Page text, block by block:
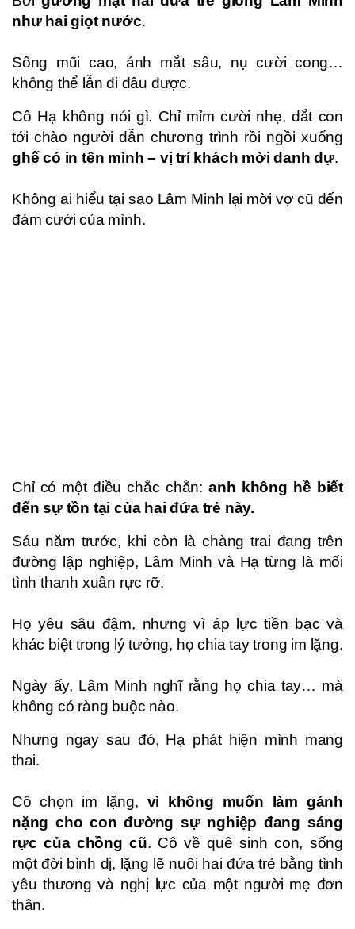
như hai giọt nước.
Sống mũi cao, ánh mắt sâu, nụ cười cong…
không thể lẫn đi đâu được.
Cô Hạ không nói gì. Chỉ mỉm cười nhẹ, dắt con
tới chào người dẫn chương trình rồi ngồi xuống
ghế có in tên mình – vị trí khách mời danh dự.
Không ai hiểu tại sao Lâm Minh lại mời vợ cũ đến
đám cưới của mình.
Chỉ có một điều chắc chắn:anh không hề biết
đến sự tồn tại của hai đứa trẻ này.
Sáu năm trước, khi còn là chàng trai đang trên
đường lập nghiệp, Lâm Minh và Hạ từng là mối
tình thanh xuân rực rỡ.
Họ yêu sâu đậm, nhưng vì áp lực tiền bạc và
khác biệt trong lý tưởng, họ chia tay trong im lặng.
Ngày ấy, Lâm Minh nghĩ rằng họ chia tay… mà
không có ràng buộc nào.
Nhưng ngay sau đó, Hạ phát hiện mình mang
thai.
Cô chọn im lặng, vì không muốn làm gánh
nặng cho con đường sự nghiệp đang sáng
rực của chồng cũ. Cô về quê sinh con, sống
một đời bình dị, lặng lẽ nuôi hai đứa trẻ bằng tình
yêu thương và nghị lực của một người mẹ đơn
thân.